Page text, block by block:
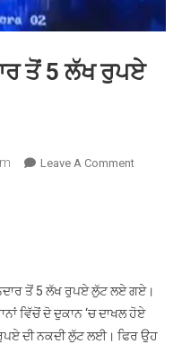
ਤੋਂ 5 ਲੱਖ ਰੁਪਏ
Leave A CommentOn
ਲੱਖ
ਰੁਪਏ
ਲੁੱਟੇ
ਤੋਂ 5 ਲੱਖ ਰੁਪਏ ਲੁੱਟ ਲਏ ਗਏ।
ਵਿੱਚੋਂ ਦੋ ਦੁਕਾਨ ‘ਚ ਦਾਖਲ ਹੋਏ
ਦੀ ਨਕਦੀ ਲੁੱਟ ਲਈ। ਫਿਰ ਉਹ